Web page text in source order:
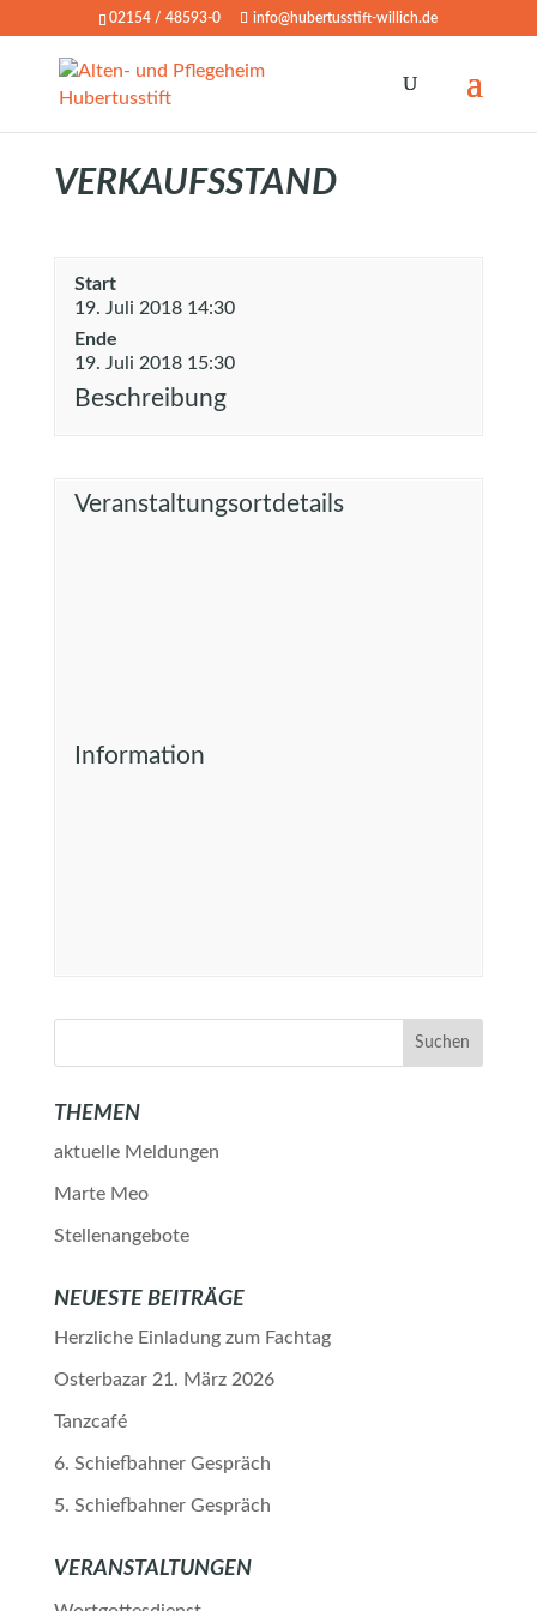
02154 / 48593-0 info@hubertusstift-willich.de
VERKAUFSSTAND
Start
19. Juli 2018 14:30
Ende
19. Juli 2018 15:30
Beschreibung
Veranstaltungsortdetails
Information
THEMEN
aktuelle Meldungen
Marte Meo
Stellenangebote
NEUESTE BEITRÄGE
Herzliche Einladung zum Fachtag
Osterbazar 21. März 2026
Tanzcafé
6. Schiefbahner Gespräch
5. Schiefbahner Gespräch
VERANSTALTUNGEN